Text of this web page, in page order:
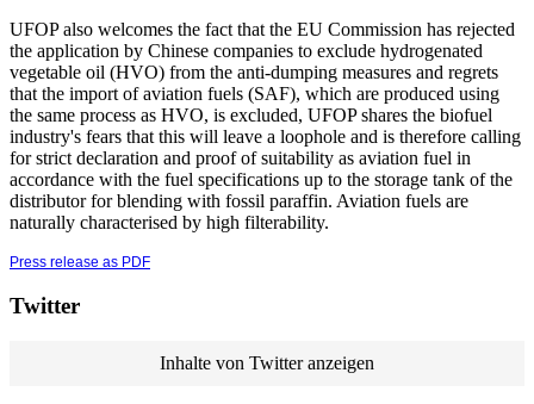
UFOP also welcomes the fact that the EU Commission has rejected
the application by Chinese companies to exclude hydrogenated
vegetable oil (HVO) from the anti-dumping measures and regrets
that the import of aviation fuels (SAF), which are produced using
the same process as HVO, is excluded, UFOP shares the biofuel
industry's fears that this will leave a loophole and is therefore calling
for strict declaration and proof of suitability as aviation fuel in
accordance with the fuel specifications up to the storage tank of the
distributor for blending with fossil paraffin. Aviation fuels are
naturally characterised by high filterability.
Press release as PDF
Twitter
Inhalte von Twitter anzeigen